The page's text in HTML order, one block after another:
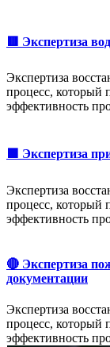
🟥 Экспертиза
Экспертиза
процесс, который
эффективность
🟩 Экспертиза
Экспертиза
процесс, который
эффективность
🔴 Экспертиза
документации
Экспертиза
процесс, который
эффективность